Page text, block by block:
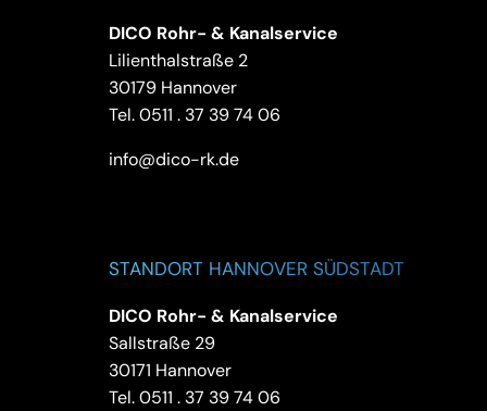
DICO Rohr- & Kanalservice
Lilienthalstraße 2
30179 Hannover
Tel.0511 . 37 39 74 06
info@dico-rk.de
STANDORT HANNOVER SÜDSTADT
DICO Rohr- & Kanalservice
Sallstraße 29
30171 Hannover
Tel.0511 . 37 39 74 06